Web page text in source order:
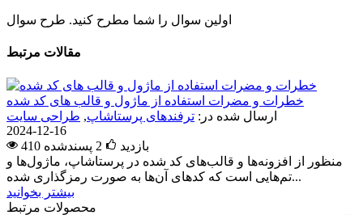
اولین سوال را شما مطرح کنید. طرح سوال
مقالات مرتبط
خطرات و مضرات استفاده از ماژول و قالب های کد شده
ارسال شده در: ترفندهای پرستاشاپ, طراحی سایت
2024-12-16
410 بازدید
2 پسندشده
منظور از افزونه‌ها و قالب‌های کد شده در پرستاشاپ، ماژول‌ها و
تم‌هایی است که کدهای آن‌ها به صورت رمزگذاری شده...
بیشتر بخوانید
محصولات مرتبط